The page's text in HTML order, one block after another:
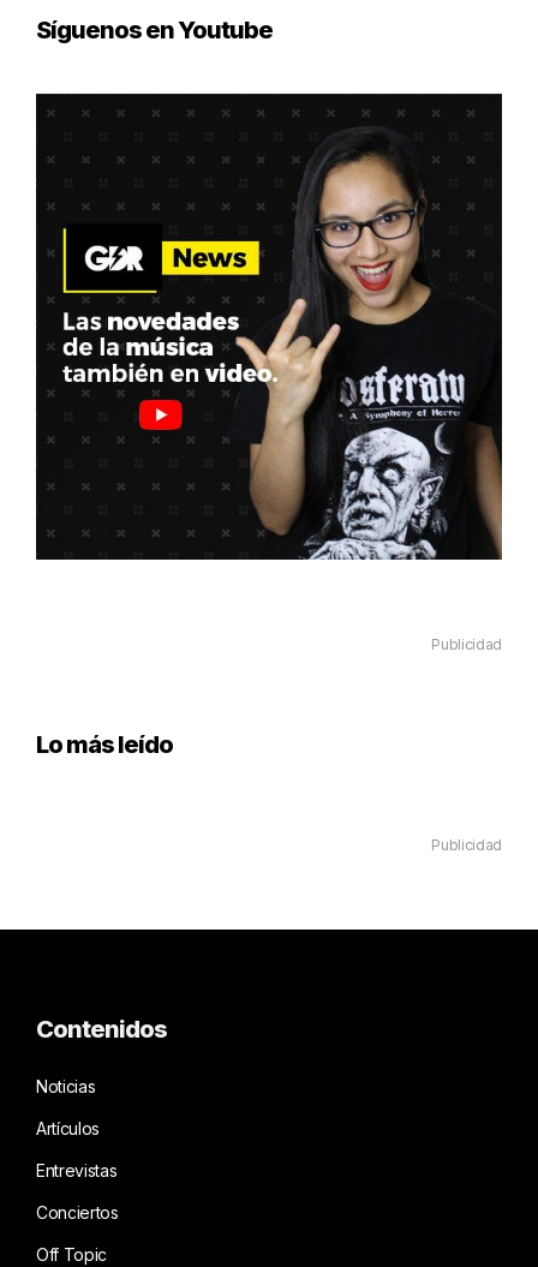
Síguenos en Youtube
Publicidad
Lo más leído
Publicidad
Contenidos
Noticias
Artículos
Entrevistas
Conciertos
Off Topic